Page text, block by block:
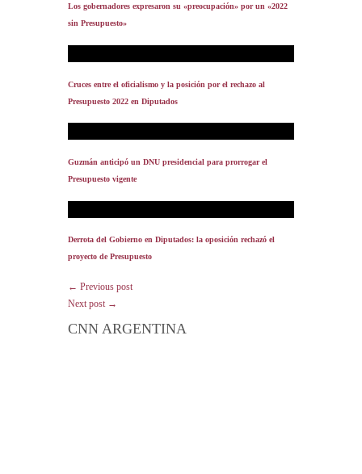
Los gobernadores expresaron su «preocupación» por un «2022
sin Presupuesto»
Cruces entre el oficialismo y la posición por el rechazo al
Presupuesto 2022 en Diputados
Guzmán anticipó un DNU presidencial para prorrogar el
Presupuesto vigente
Derrota del Gobierno en Diputados: la oposición rechazó el
proyecto de Presupuesto
← Previous post
Next post →
CNN ARGENTINA